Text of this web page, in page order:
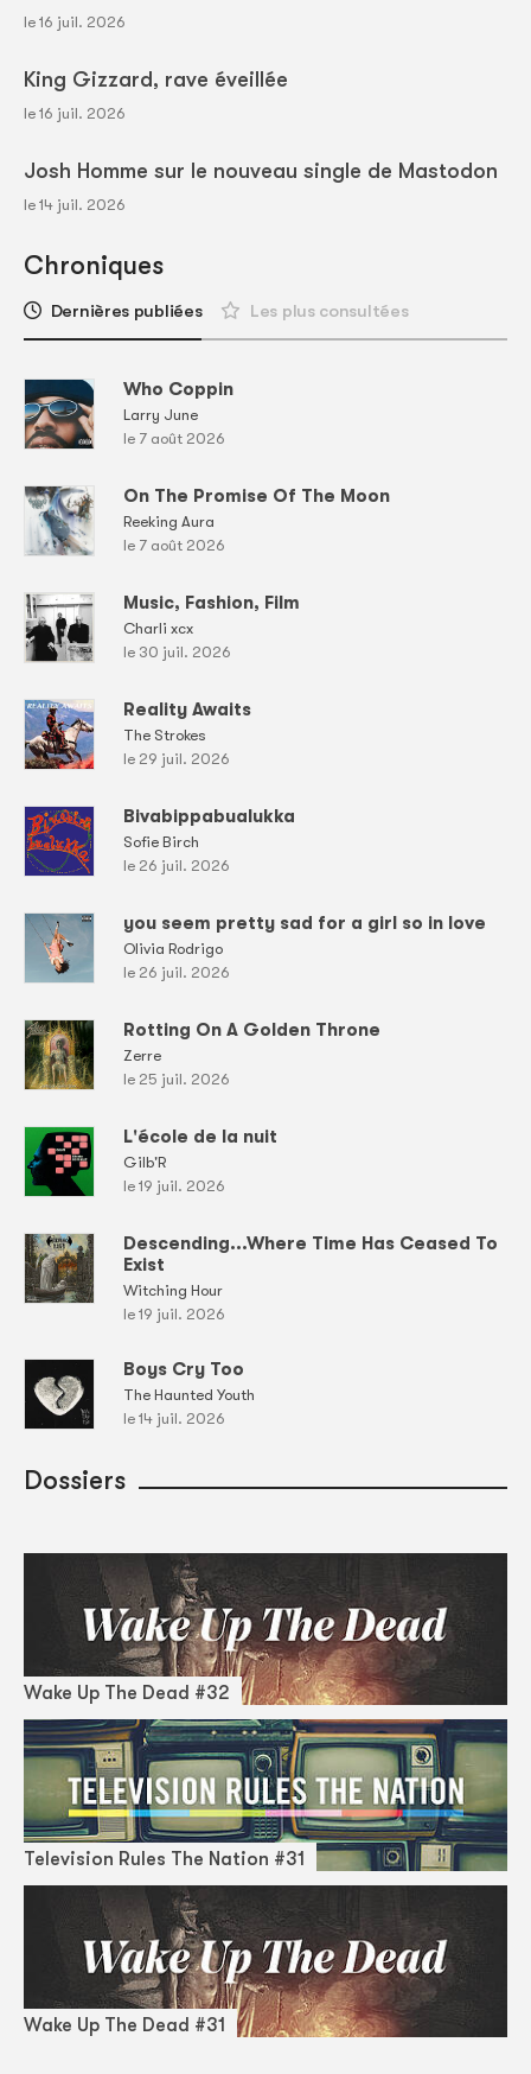
le 16 juil. 2026
King Gizzard, rave éveillée
le 16 juil. 2026
Josh Homme sur le nouveau single de Mastodon
le 14 juil. 2026
Chroniques
Dernières publiées Les plus consultées
Who Coppin
Larry June
le 7 août 2026
On The Promise Of The Moon
Reeking Aura
le 7 août 2026
Music, Fashion, Film
Charli xcx
le 30 juil. 2026
Reality Awaits
The Strokes
le 29 juil. 2026
Bivabippabualukka
Sofie Birch
le 26 juil. 2026
you seem pretty sad for a girl so in love
Olivia Rodrigo
le 26 juil. 2026
Rotting On A Golden Throne
Zerre
le 25 juil. 2026
L'école de la nuit
Gilb'R
le 19 juil. 2026
Descending...Where Time Has Ceased To
Exist
Witching Hour
le 19 juil. 2026
Boys Cry Too
The Haunted Youth
le 14 juil. 2026
Dossiers
Wake Up The Dead #32
Television Rules The Nation #31
Wake Up The Dead #31